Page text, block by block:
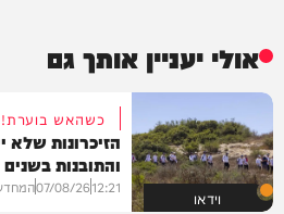
אולי יעניין אותך גם
וידאו
כשהאש בוערת!
הזיכרונות
והתובנות
12:21
07/08/26